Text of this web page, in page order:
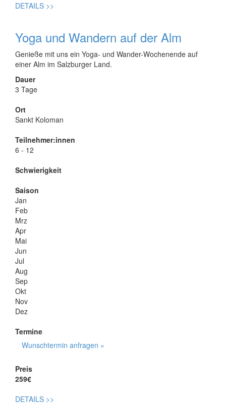
DETAILS >>
Yoga und Wandern auf der Alm
Genieße mit uns ein Yoga- und Wander-Wochenende auf
einer Alm im Salzburger Land.
Dauer
3 Tage
Ort
Sankt Koloman
Teilnehmer:innen
6 - 12
Schwierigkeit
Saison
Jan
Feb
Mrz
Apr
Mai
Jun
Jul
Aug
Sep
Okt
Nov
Dez
Termine
Wunschtermin anfragen »
Preis
259€
DETAILS >>